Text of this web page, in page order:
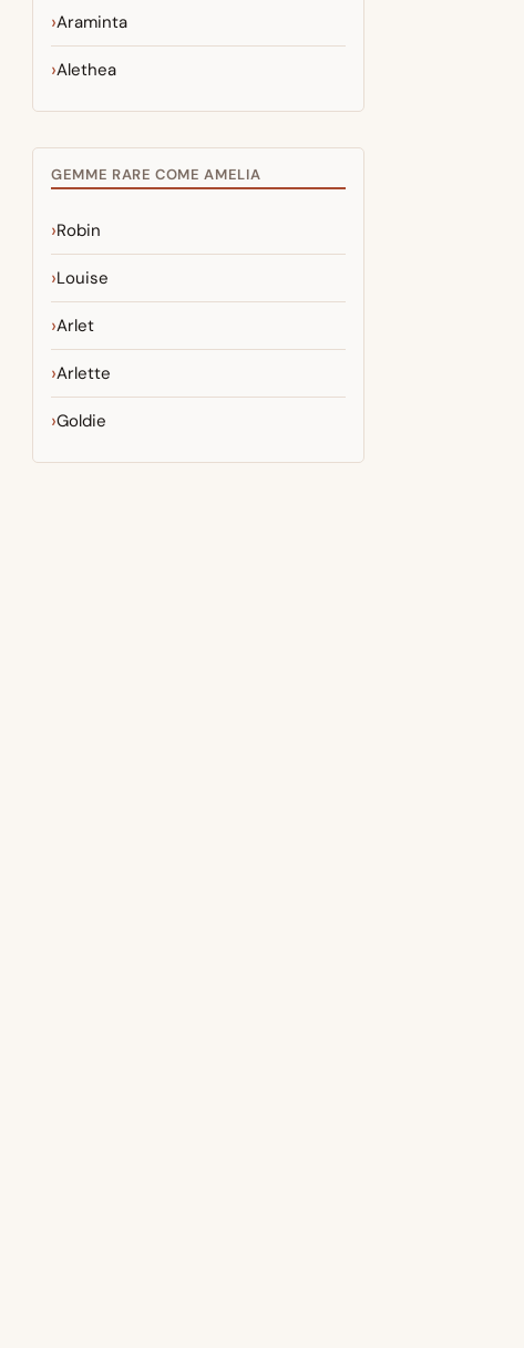
Araminta
Alethea
GEMME RARE COME AMELIA
Robin
Louise
Arlet
Arlette
Goldie